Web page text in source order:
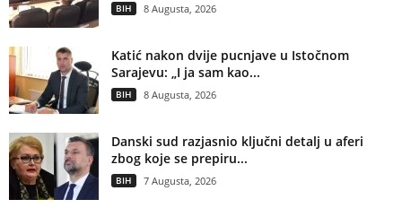
BIH 8 Augusta, 2026
Katić nakon dvije pucnjave u Istočnom
Sarajevu: „I ja sam kao...
BIH 8 Augusta, 2026
Danski sud razjasnio ključni detalj u aferi
zbog koje se prepiru...
BIH 7 Augusta, 2026